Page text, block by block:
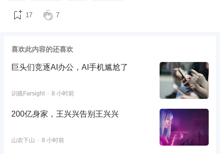
17 7
喜欢此内容的还喜欢
巨头们竞逐AI办公，AI手机尴尬了
识礁Farsight 8 小时前
200亿身家，王兴兴告别王兴兴
山农下山 8 小时前